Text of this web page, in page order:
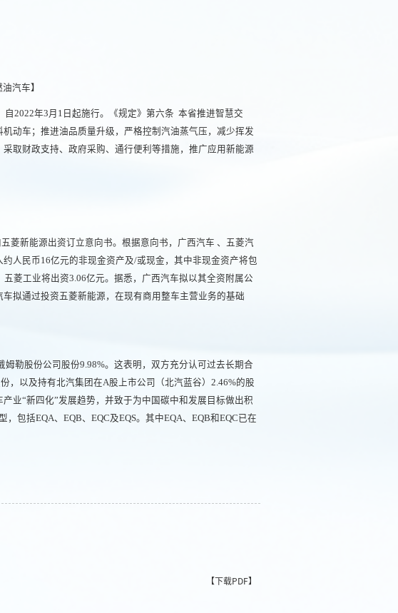
汽车】
2022年3月1日起施行。《规定》第六条 本省推进智慧交
动车；推进油品质量升级，严格控制汽油蒸气压，减少挥发
取财政支持、政府采购、通行便利等措施，推广应用新能源
菱新能源出资订立意向书。根据意向书，广西汽车 、五菱汽
人民币16亿元的非现金资产及/或现金，其中非现金资产将包
菱工业将出资3.06亿元。据悉，广西汽车拟以其全资附属公
拟通过投资五菱新能源，在现有商用整车主营业务的基础
勒股份公司股份9.98%。这表明，双方充分认可过去长期合
，以及持有北汽集团在A股上市公司（北汽蓝谷）2.46%的股
业“新四化”发展趋势，并致于为中国碳中和发展目标做出积
包括EQA、EQB、EQC及EQS。其中EQA、EQB和EQC已在
【下载PDF】